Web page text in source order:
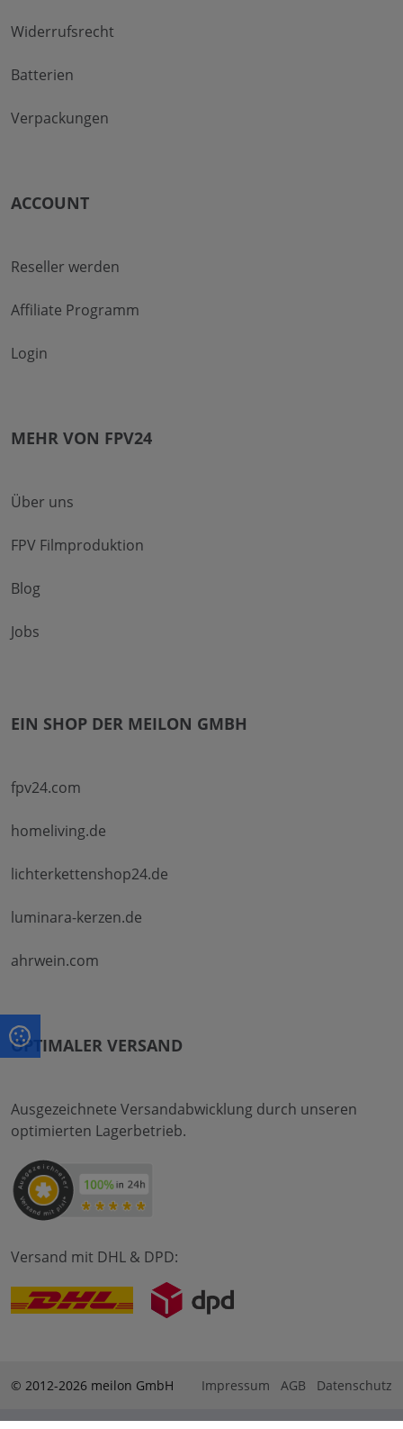
Widerrufsrecht
Batterien
Verpackungen
ACCOUNT
Reseller werden
Affiliate Programm
Login
MEHR VON FPV24
Über uns
FPV Filmproduktion
Blog
Jobs
EIN SHOP DER MEILON GMBH
fpv24.com
homeliving.de
lichterkettenshop24.de
luminara-kerzen.de
ahrwein.com
OPTIMALER VERSAND
Ausgezeichnete Versandabwicklung durch unseren
optimierten Lagerbetrieb.
Versand mit DHL & DPD:
© 2012-2026 meilon GmbH Impressum AGB Datenschutz